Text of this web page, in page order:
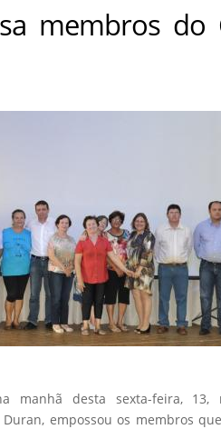
membros do
manhã desta sexta-feira, 13,
empossou os membros